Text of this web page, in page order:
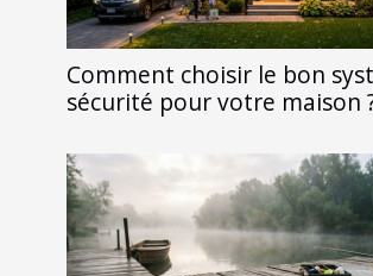
Comment choisir le bon
sécurité pour votre maison